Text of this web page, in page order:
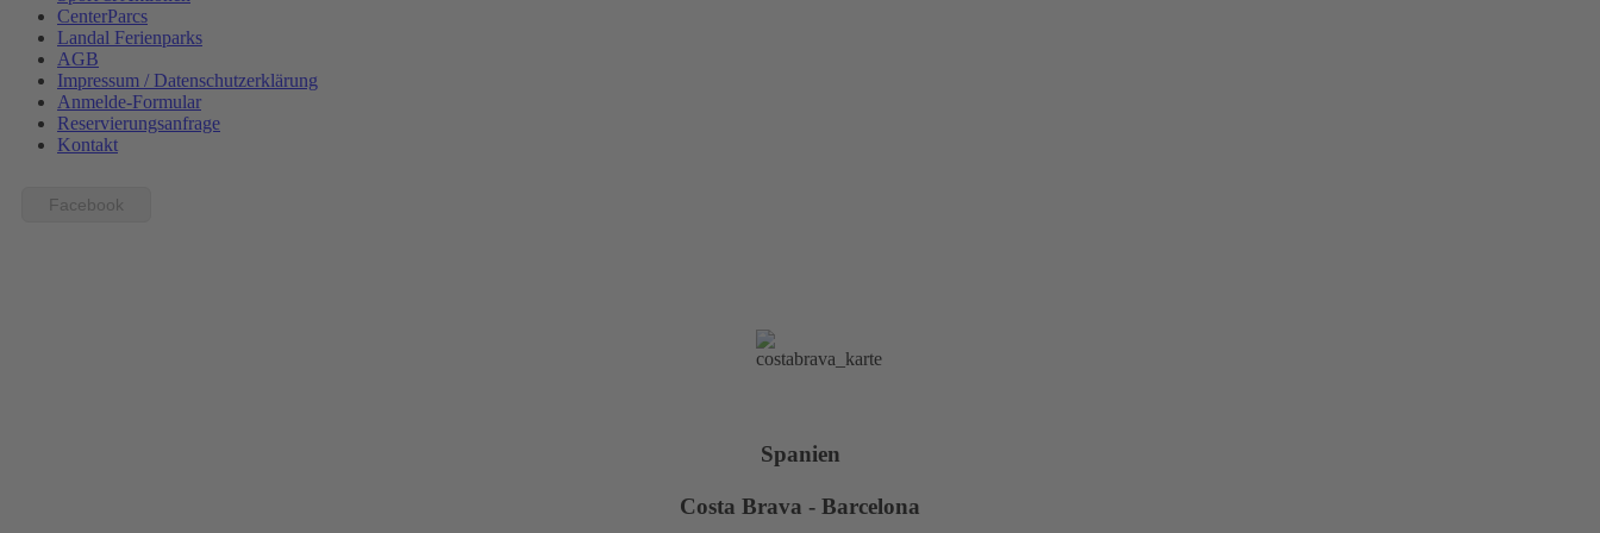
CenterParcs
Landal Ferienparks
AGB
Impressum / Datenschutzerklärung
Anmelde-Formular
Reservierungsanfrage
Kontakt
Facebook
Spanien
Costa Brava - Barcelona